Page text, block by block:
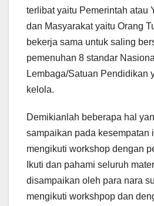
terlibat yaitu Pemerintah atau
dan Masyarakat yaitu Orang
bekerja sama untuk saling
pemenuhan 8 standar
Lembaga/Satuan Pendidikan
kelola.
Demikianlah beberapa hal
sampaikan pada kesempatan
mengikuti workshop dengan
Ikuti dan pahami seluruh
disampaikan oleh para nara
mengikuti workshpop dan